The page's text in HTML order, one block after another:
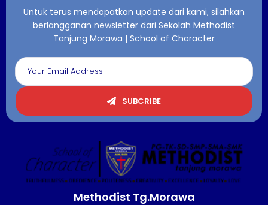
Untuk terus mendapatkan update dari kami, silahkan
berlangganan newsletter dari Sekolah Methodist
Tanjung Morawa | School of Character
SUBCRIBE
Methodist Tg.Morawa